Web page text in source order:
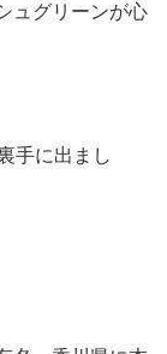
ュグリーンが心
手に出まし